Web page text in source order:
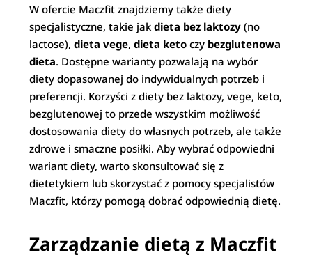
W ofercie Maczfit znajdziemy także diety
specjalistyczne, takie jakdieta bez laktozy (no
lactose),dieta vege,dieta keto czy bezglutenowa
dieta. Dostępne warianty pozwalają na wybór
diety dopasowanej do indywidualnych potrzeb i
preferencji. Korzyści z diety bez laktozy, vege, keto,
bezglutenowej to przede wszystkim możliwość
dostosowania diety do własnych potrzeb, ale także
zdrowe i smaczne posiłki. Aby wybrać odpowiedni
wariant diety, warto skonsultować się z
dietetykiem lub skorzystać z pomocy specjalistów
Maczfit, którzy pomogą dobrać odpowiednią dietę.
Zarządzanie dietą z Maczfit